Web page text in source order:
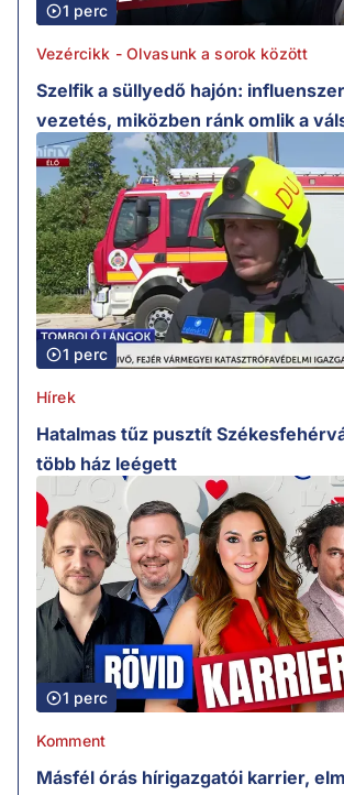
1 perc
Vezércikk - Olvasunk a sorok között
Szelfik a süllyedő hajón:
vezetés, miközben ránk omlik a
1 perc
Hírek
Hatalmas tűz pusztít
több ház leégett
1 perc
Komment
Másfél órás hírigazgatói karrier,